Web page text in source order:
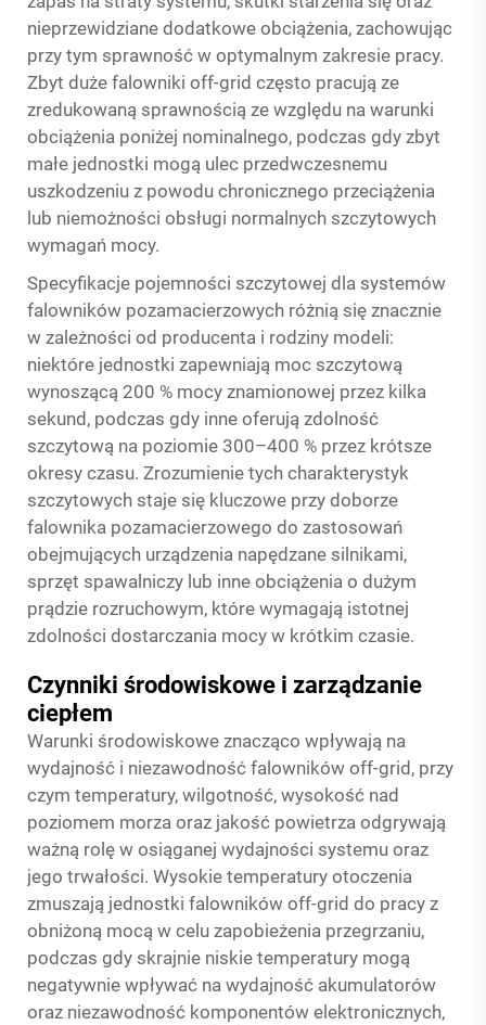
nieprzewidziane dodatkowe obciążenia, zachowując
przy tym sprawność w optymalnym zakresie pracy.
Zbyt duże falowniki off-grid często pracują ze
zredukowaną sprawnością ze względu na warunki
obciążenia poniżej nominalnego, podczas gdy zbyt
małe jednostki mogą ulec przedwczesnemu
uszkodzeniu z powodu chronicznego przeciążenia
lub niemożności obsługi normalnych szczytowych
wymagań mocy.
Specyfikacje pojemności szczytowej dla systemów
falowników pozamacierzowych różnią się znacznie
w zależności od producenta i rodziny modeli:
niektóre jednostki zapewniają moc szczytową
wynoszącą 200 % mocy znamionowej przez kilka
sekund, podczas gdy inne oferują zdolność
szczytową na poziomie 300–400 % przez krótsze
okresy czasu. Zrozumienie tych charakterystyk
szczytowych staje się kluczowe przy doborze
falownika pozamacierzowego do zastosowań
obejmujących urządzenia napędzane silnikami,
sprzęt spawalniczy lub inne obciążenia o dużym
prądzie rozruchowym, które wymagają istotnej
zdolności dostarczania mocy w krótkim czasie.
Czynniki środowiskowe i zarządzanie
ciepłem
Warunki środowiskowe znacząco wpływają na
wydajność i niezawodność falowników off-grid, przy
czym temperatury, wilgotność, wysokość nad
poziomem morza oraz jakość powietrza odgrywają
ważną rolę w osiąganej wydajności systemu oraz
jego trwałości. Wysokie temperatury otoczenia
zmuszają jednostki falowników off-grid do pracy z
obniżoną mocą w celu zapobieżenia przegrzaniu,
podczas gdy skrajnie niskie temperatury mogą
negatywnie wpływać na wydajność akumulatorów
oraz niezawodność komponentów elektronicznych,